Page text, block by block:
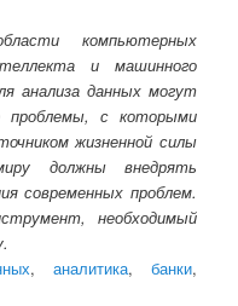
компьютерных
и машинного
анализа данных могут
проблемы, с которыми
жизненной силы
должны внедрять
современных проблем.
необходимый
, аналитика, банки,